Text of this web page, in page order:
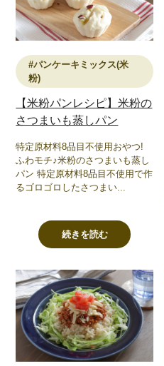
#パンケーキミックス(米
粉)
【米粉パンレシピ】米粉の
さつまいも蒸しパン
特定原材料8品目不使用おやつ!
ふわモチ♪米粉のさつまいも蒸し
パン 特定原材料8品目不使用で作
るゴロゴロしたさつまい...
続きを読む